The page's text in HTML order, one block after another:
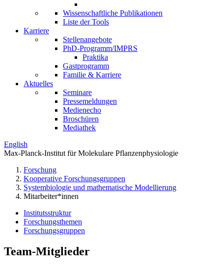
Wissenschaftliche Publikationen
Liste der Tools
Karriere
Stellenangebote
PhD-Programm/IMPRS
Praktika
Gastprogramm
Familie & Karriere
Aktuelles
Seminare
Pressemeldungen
Medienecho
Broschüren
Mediathek
English
Max-Planck-Institut für Molekulare Pflanzenphysiologie
Forschung
Kooperative Forschungsgruppen
Systembiologie und mathematische Modellierung
Mitarbeiter*innen
Institutsstruktur
Forschungsthemen
Forschungsgruppen
Team-Mitglieder